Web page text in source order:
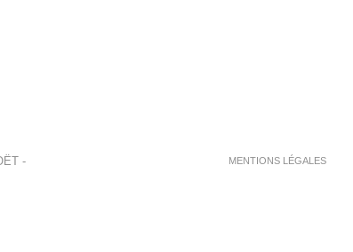
-
MENTIONS LÉGALES